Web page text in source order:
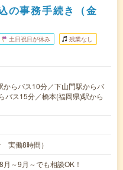
の事務手続き（金
土日祝日が休み 残業なし
らバス10分／下山門駅からバ
バス15分／橋本(福岡県)駅から
実働8時間）
～9月～でも相談OK！